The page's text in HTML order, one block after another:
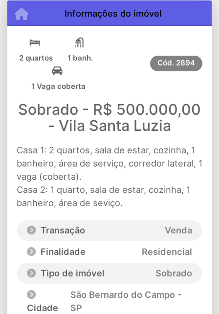
Informações do imóvel
2 quartos 1 banh.
1 Vaga coberta
Cód. 2894
Sobrado - R$ 500.000,00
- Vila Santa Luzia
Casa 1: 2 quartos, sala de estar, cozinha, 1
banheiro, área de serviço, corredor lateral, 1
vaga (coberta).
Casa 2: 1 quarto, sala de estar, cozinha, 1
banheiro, área de seviço.
Transação
Venda
Finalidade
Residencial
Tipo de imóvel
Sobrado
Cidade
São Bernardo do Campo -
SP